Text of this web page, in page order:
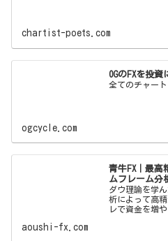
chartist-poets.com
OGのFXを投
全てのチャー
ogcycle.com
青牛FX｜最高
ムフレーム分
ダウ理論を学
析によって高
レで資金を増
aoushi-fx.com